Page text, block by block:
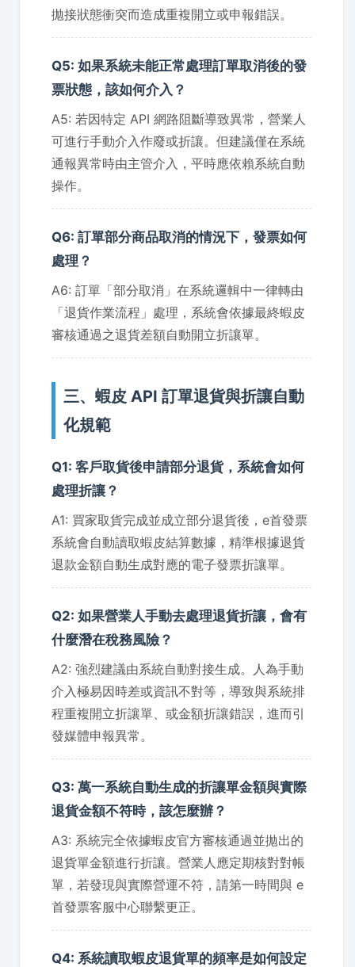
拋接狀態衝突而造成重複開立或申報錯誤。
Q5: 如果系統未能正常處理訂單取消後的發
票狀態，該如何介入？
A5: 若因特定 API 網路阻斷導致異常，營業人
可進行手動介入作廢或折讓。但建議僅在系統
通報異常時由主管介入，平時應依賴系統自動
操作。
Q6: 訂單部分商品取消的情況下，發票如何
處理？
A6: 訂單「部分取消」在系統邏輯中一律轉由
「退貨作業流程」處理，系統會依據最終蝦皮
審核通過之退貨差額自動開立折讓單。
三、蝦皮 API 訂單退貨與折讓自動
化規範
Q1: 客戶取貨後申請部分退貨，系統會如何
處理折讓？
A1: 買家取貨完成並成立部分退貨後，e首發票
系統會自動讀取蝦皮結算數據，精準根據退貨
退款金額自動生成對應的電子發票折讓單。
Q2: 如果營業人手動去處理退貨折讓，會有
什麼潛在稅務風險？
A2: 強烈建議由系統自動對接生成。人為手動
介入極易因時差或資訊不對等，導致與系統排
程重複開立折讓單、或金額折讓錯誤，進而引
發媒體申報異常。
Q3: 萬一系統自動生成的折讓單金額與實際
退貨金額不符時，該怎麼辦？
A3: 系統完全依據蝦皮官方審核通過並拋出的
退貨單金額進行折讓。營業人應定期核對對帳
單，若發現與實際營運不符，請第一時間與 e
首發票客服中心聯繫更正。
Q4: 系統讀取蝦皮退貨單的頻率是如何設定